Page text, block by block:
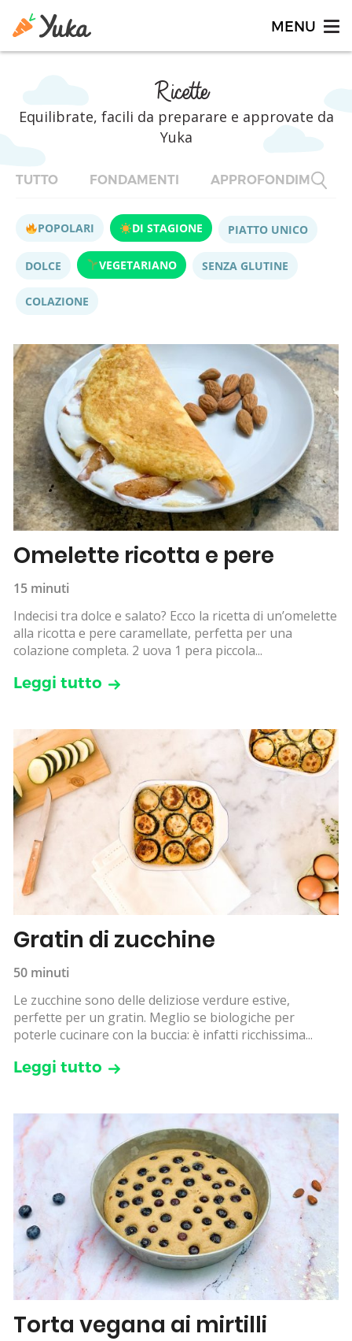
Ricette
Equilibrate, facili da preparare e approvate da
Yuka
TUTTO FONDAMENTI APPROFONDIMENTI
POPOLARI DI STAGIONE PIATTO UNICO
DOLCE VEGETARIANO SENZA GLUTINE
COLAZIONE
Omelette ricotta e pere
15 minuti
Indecisi tra dolce e salato? Ecco la ricetta di un’omelette
alla ricotta e pere caramellate, perfetta per una
colazione completa. 2 uova 1 pera piccola...
Leggi tutto
Gratin di zucchine
50 minuti
Le zucchine sono delle deliziose verdure estive,
perfette per un gratin. Meglio se biologiche per
poterle cucinare con la buccia: è infatti ricchissima...
Leggi tutto
Torta vegana ai mirtilli